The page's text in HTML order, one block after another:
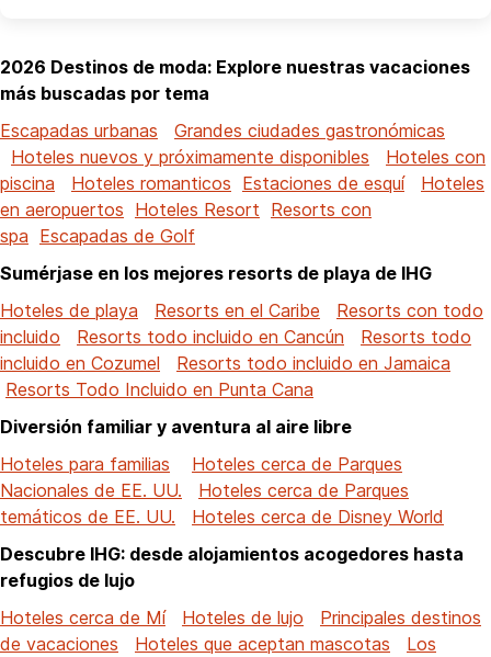
2026 Destinos de moda: Explore nuestras vacaciones
más buscadas por tema
Escapadas urbanas
Grandes ciudades gastronómicas
Hoteles nuevos y próximamente disponibles
Hoteles con
piscina
Hoteles romanticos Estaciones de esquí
Hoteles
en aeropuertos Hoteles Resort Resorts con
spa Escapadas de Golf
Sumérjase en los mejores resorts de playa de IHG
Hoteles de playa
Resorts en el Caribe
Resorts con todo
incluido
Resorts todo incluido en Cancún
Resorts todo
incluido en Cozumel
Resorts todo incluido en Jamaica
Resorts Todo Incluido en Punta Cana
Diversión familiar y aventura al aire libre
Hoteles para familias
Hoteles cerca de Parques
Nacionales de EE. UU.
Hoteles cerca de Parques
temáticos de EE. UU.
Hoteles cerca de Disney World
Descubre IHG: desde alojamientos acogedores hasta
refugios de lujo
Hoteles cerca de Mí
Hoteles de lujo
Principales destinos
de vacaciones
Hoteles que aceptan mascotas
Los